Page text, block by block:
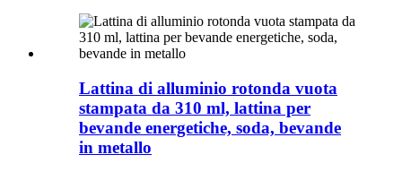
Lattina di alluminio rotonda vuota
stampata da 310 ml, lattina per
bevande energetiche, soda, bevande
in metallo